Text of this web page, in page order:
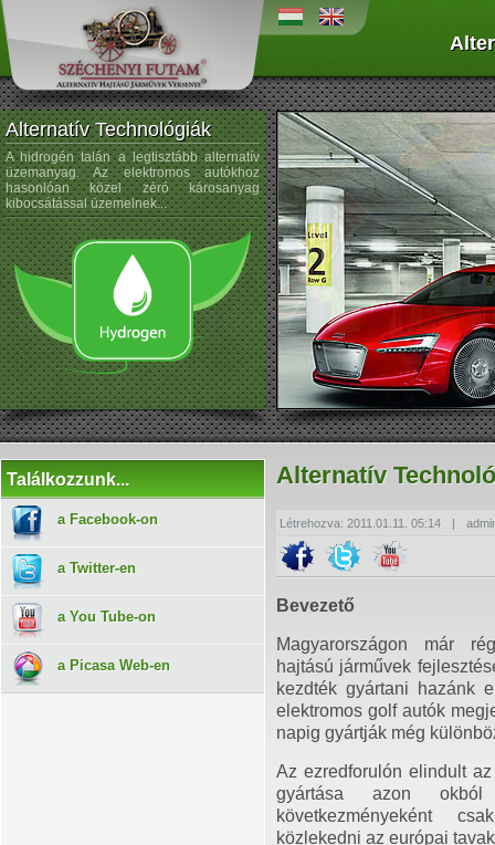
Alternatív Technológiák
A hidrogén talán a legtisztább alternatív
üzemanyag. Az elektromos autókhoz
hasonlóan közel zéró károsanyag
kibocsátással üzemelnek...
A napenergiát az
kezdték alkalmazni, és az
sem újdonság a napelemek
Találkozzunk...
a Facebook-on
a Twitter-en
a You Tube-on
a Picasa Web-en
Alternatív
Létrehozva: 2011.01.11. 05:14 |
Bevezető
Magyarországon már
hajtású járművek
kezdték gyártani hazánk
elektromos golf autók
napig gyártják még
Az ezredforulón elindult
gyártása azon
következményeként
közlekedni az európai